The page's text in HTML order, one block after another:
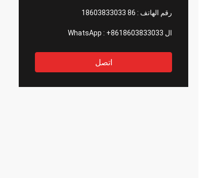
رقم الهاتف : 86 18603833033
ال WhatsApp : +8618603833033
اتصل